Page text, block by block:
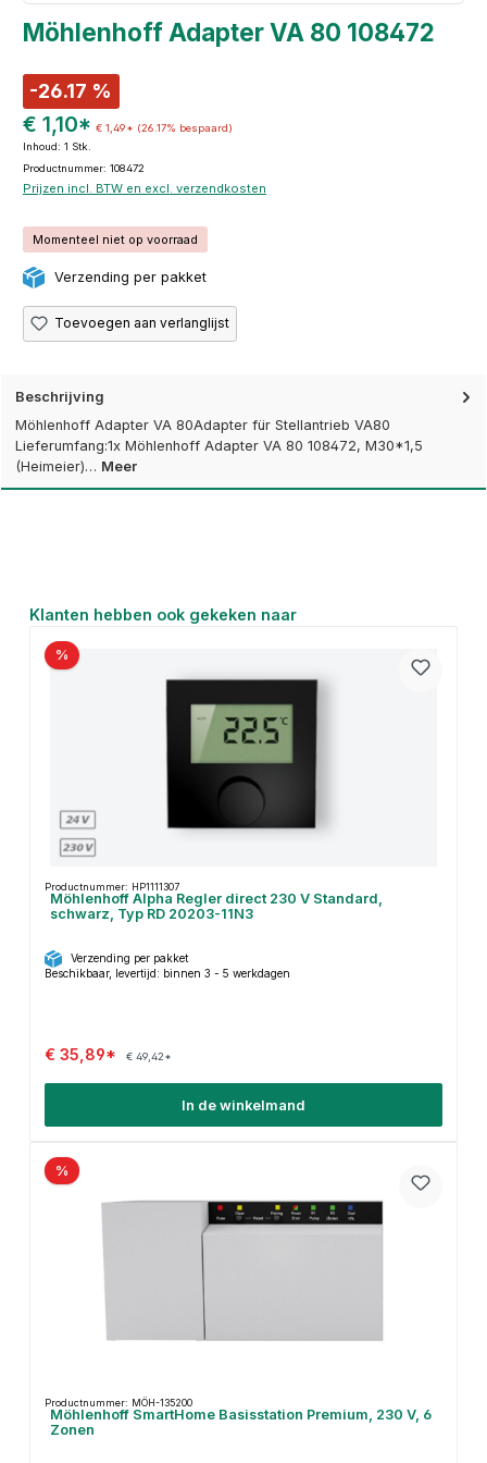
Möhlenhoff Adapter VA 80 108472
-26.17 %
€ 1,10* € 1,49* (26.17% bespaard)
Inhoud: 1 Stk.
Productnummer: 108472
Prijzen incl. BTW en excl. verzendkosten
Momenteel niet op voorraad
Verzending per pakket
Toevoegen aan verlanglijst
Beschrijving
Möhlenhoff Adapter VA 80Adapter für Stellantrieb VA80
Lieferumfang:1x Möhlenhoff Adapter VA 80 108472, M30*1,5
(Heimeier)… Meer
Productgalerij overslaan
Klanten hebben ook gekeken naar
%
Productnummer: HP1111307
Möhlenhoff Alpha Regler direct 230 V Standard,
schwarz, Typ RD 20203-11N3
Verzending per pakket
Beschikbaar, levertijd: binnen 3 - 5 werkdagen
€ 35,89* € 49,42*
In de winkelmand
%
Productnummer: MÖH-135200
Möhlenhoff SmartHome Basisstation Premium, 230 V, 6
Zonen